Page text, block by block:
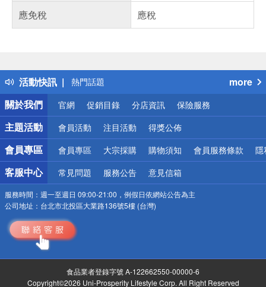
應免稅
應稅
活動快訊
得獎公告
熱門話題
銀行優惠
偏遠地區配送
詐騙網頁！請小心！
more
關於我們
官網 促銷目錄 分店資訊 保險服務
主題活動 會員活動 注目活動 得獎公佈
會員專區 會員專區 大宗採購 購物須知 會員服務條款 隱
客服中心 常見問題 服務公告 意見信箱
服務時間： 週一至週日 09:00-21:00，例假日依網站公告為主
公司地址： 台北市北投區大業路136號5樓 (台灣)
食品業者登錄字號 A-122662550-00000-6
Copyright©2026 Uni-Prosperity Lifestyle Corp. All Right Reserved